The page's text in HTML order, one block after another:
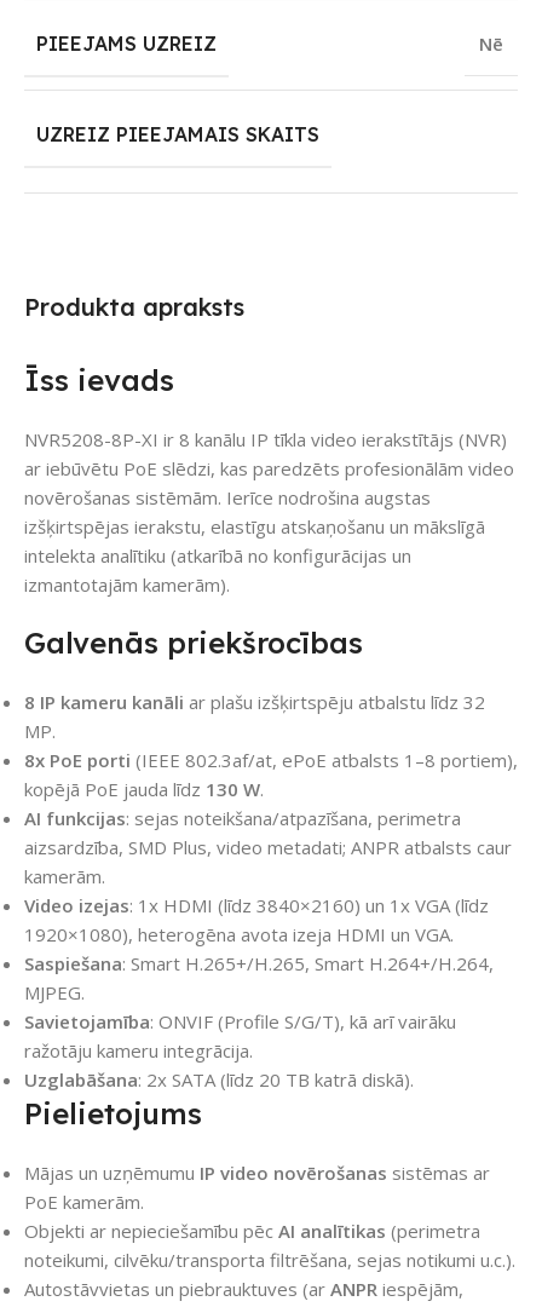
Produkta apraksts
Īss ievads
NVR5208-8P-XI ir 8 kanālu IP tīkla video ierakstītājs (NVR)
ar iebūvētu PoE slēdzi, kas paredzēts profesionālām video
novērošanas sistēmām. Ierīce nodrošina augstas
izšķirtspējas ierakstu, elastīgu atskaņošanu un mākslīgā
intelekta analītiku (atkarībā no konfigurācijas un
izmantotajām kamerām).
Galvenās priekšrocības
8 IP kameru kanāli ar plašu izšķirtspēju atbalstu līdz 32
MP.
8x PoE porti (IEEE 802.3af/at, ePoE atbalsts 1–8 portiem),
kopējā PoE jauda līdz 130 W.
AI funkcijas: sejas noteikšana/atpazīšana, perimetra
aizsardzība, SMD Plus, video metadati; ANPR atbalsts caur
kamerām.
Video izejas: 1x HDMI (līdz 3840×2160) un 1x VGA (līdz
1920×1080), heterogēna avota izeja HDMI un VGA.
Saspiešana: Smart H.265+/H.265, Smart H.264+/H.264,
MJPEG.
Savietojamība: ONVIF (Profile S/G/T), kā arī vairāku
ražotāju kameru integrācija.
Uzglabāšana: 2x SATA (līdz 20 TB katrā diskā).
Pielietojums
Mājas un uzņēmumu IP video novērošanas sistēmas ar
PoE kamerām.
Objekti ar nepieciešamību pēc AI analītikas (perimetra
noteikumi, cilvēku/transporta filtrēšana, sejas notikumi u.c.).
Autostāvvietas un piebrauktuves (ar ANPR iespējām,
PIEEJAMS UZREIZ Nē
UZREIZ PIEEJAMAIS SKAITS